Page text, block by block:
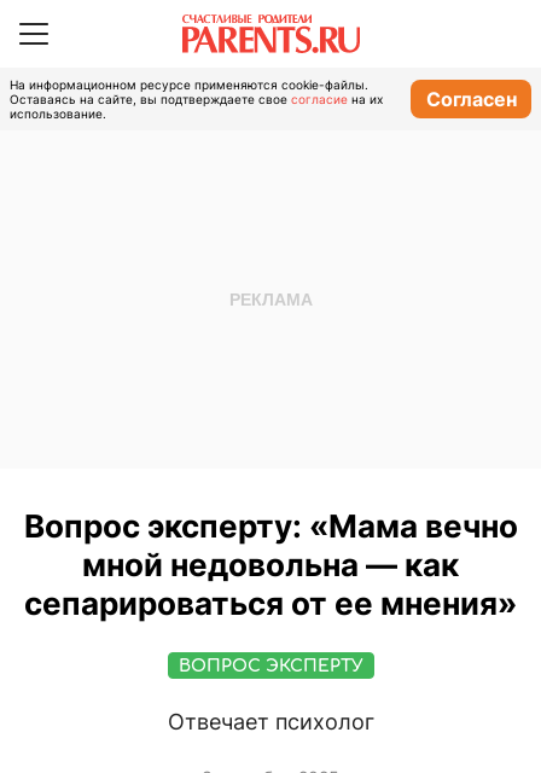
На информационном ресурсе применяются cookie-файлы.
Оставаясь на сайте, вы подтверждаете свое согласие на их
использование.
Согласен
Вопрос эксперту: «Мама вечно
мной недовольна — как
сепарироваться от ее мнения»
ВОПРОС ЭКСПЕРТУ
Отвечает психолог